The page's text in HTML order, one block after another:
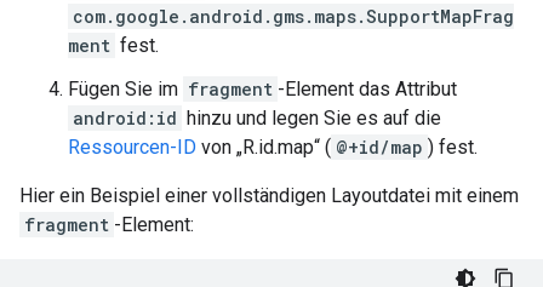
com.google.android.gms.maps.SupportMapFrag
ment fest.
Fügen Sie im fragment -Element das Attribut
android:id hinzu und legen Sie es auf die
Ressourcen-ID von „R.id.map“ ( @+id/map ) fest.
Hier ein Beispiel einer vollständigen Layoutdatei mit einem
fragment -Element: